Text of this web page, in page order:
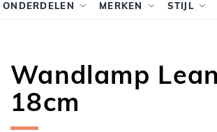
ONDERDELEN MERKEN STIJL
Wandlamp
18cm